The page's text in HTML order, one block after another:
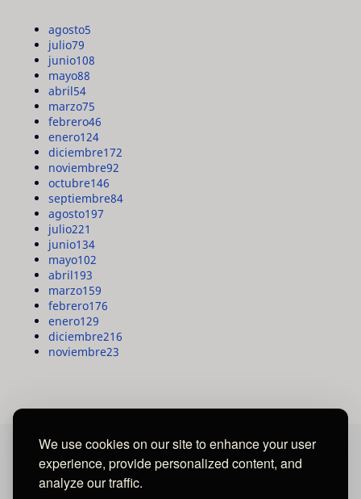
We use cookies on our site to enhance your user
experience, provide personalized content, and
analyze our traffic.
agosto5
julio79
junio108
mayo88
abril54
marzo75
febrero46
enero124
diciembre172
noviembre92
octubre146
septiembre84
agosto197
julio221
junio134
mayo102
abril193
marzo159
febrero176
enero129
diciembre216
noviembre23
MAYA MEDIA GROUP